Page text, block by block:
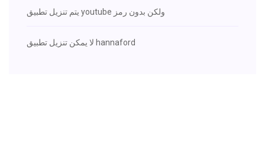
يتم تنزيل تطبيق youtube ولكن بدون رمز
لا يمكن تنزيل تطبيق hannaford